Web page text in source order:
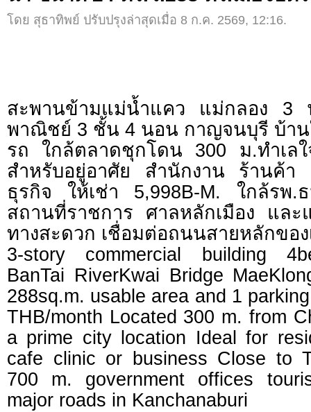
โดย สุธาทิพย์ ปรับปรุงล่าสุดเมื่อ 8 ก.ค. 2569, 12:16.
สะพานข้ามแม่น้ำแคว แม่กลอง 3
พาณิชย์ 3 ชั้น 4 นอน กาญจนบุรี บ้าน
รถ ใกล้ตลาดชุกโดน 300 ม.ทำเลใ
สำหรับอยู่อาศัย สำนักงาน ร้านค้
ธุรกิจ ให้เช่า 5,998B-M. ใกล้ร
สถานที่ราชการ ศาลหลักเมือง และ
ทางสะดวก เชื่อมต่อถนนสายหลักขอ
3-story commercial building
BanTai RiverKwai Bridge
288sq.m. usable area and 1
THB/month Located 300 m. from
a prime city location Ideal for
cafe clinic or business Close to
700 m. government offices
major roads in Kanchanaburi